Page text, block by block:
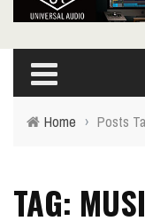
Home › Posts
TAG: